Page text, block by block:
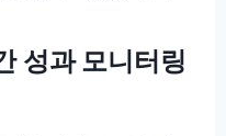
성과 모니터링